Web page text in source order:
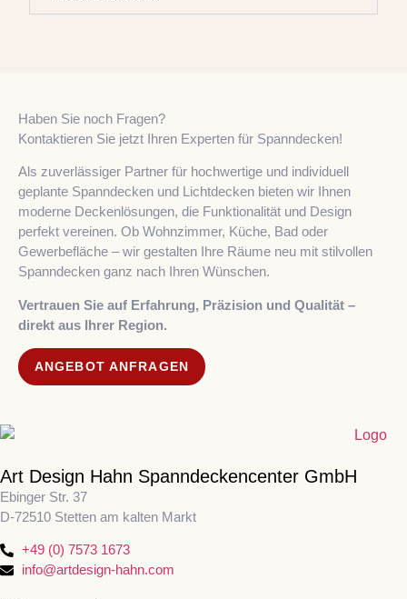
Haben Sie noch Fragen?
Kontaktieren Sie jetzt Ihren Experten für Spanndecken!
Als zuverlässiger Partner für hochwertige und individuell
geplante Spanndecken und Lichtdecken bieten wir Ihnen
moderne Deckenlösungen, die Funktionalität und Design
perfekt vereinen. Ob Wohnzimmer, Küche, Bad oder
Gewerbefläche – wir gestalten Ihre Räume neu mit stilvollen
Spanndecken ganz nach Ihren Wünschen.
Vertrauen Sie auf Erfahrung, Präzision und Qualität –
direkt aus Ihrer Region.
ANGEBOT ANFRAGEN
Art Design Hahn Spanndeckencenter GmbH
Ebinger Str. 37
D-72510 Stetten am kalten Markt
+49 (0) 7573 1673
info@artdesign-hahn.com